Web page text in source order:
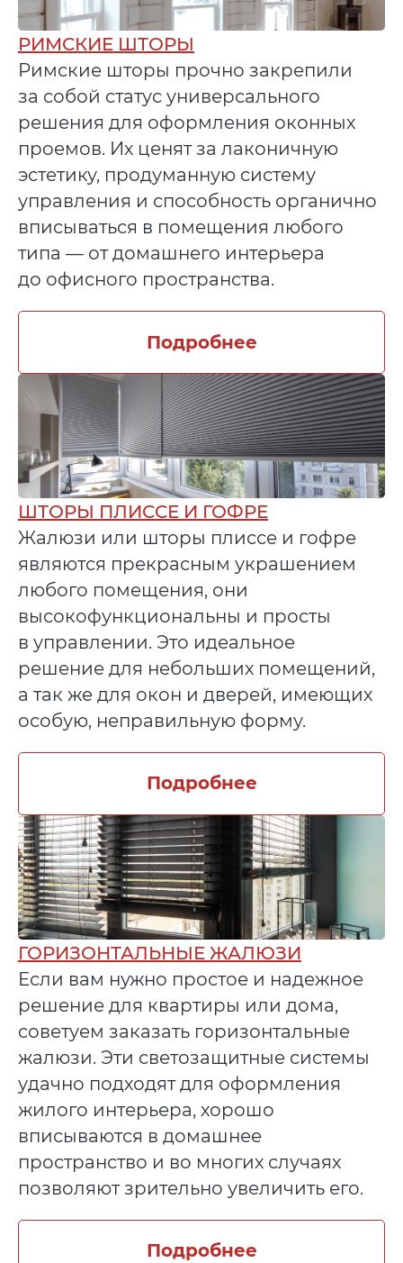
РИМСКИЕ ШТОРЫ
Римские шторы прочно закрепили
за собой статус универсального
решения для оформления оконных
проемов. Их ценят за лаконичную
эстетику, продуманную систему
управления и способность органично
вписываться в помещения любого
типа — от домашнего интерьера
до офисного пространства.
Подробнее
ШТОРЫ ПЛИССЕ И ГОФРЕ
Жалюзи или шторы плиссе и гофре
являются прекрасным украшением
любого помещения, они
высокофункциональны и просты
в управлении. Это идеальное
решение для небольших помещений,
а так же для окон и дверей, имеющих
особую, неправильную форму.
Подробнее
ГОРИЗОНТАЛЬНЫЕ ЖАЛЮЗИ
Если вам нужно простое и надежное
решение для квартиры или дома,
советуем заказать горизонтальные
жалюзи. Эти светозащитные системы
удачно подходят для оформления
жилого интерьера, хорошо
вписываются в домашнее
пространство и во многих случаях
позволяют зрительно увеличить его.
Подробнее